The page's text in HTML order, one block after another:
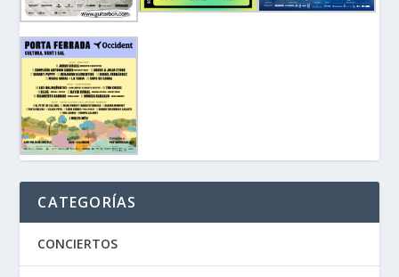
CATEGORÍAS
CONCIERTOS